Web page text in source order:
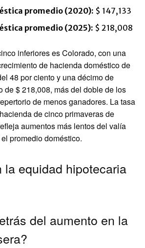
promedio (2020): $ 147,133
promedio (2025): $ 218,008
inferiores es Colorado, con una
de hacienda doméstico de
48 por ciento y una décimo de
de $ 218,008, más del doble de los
de menos ganadores. La tasa
de cinco primaveras de
aumentos más lentos del valía
promedio doméstico.
la equidad hipotecaria
del aumento en la